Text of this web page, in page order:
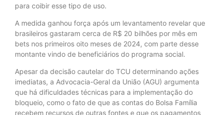
para coibir esse tipo de uso.
A medida ganhou força após um levantamento revelar que
brasileiros gastaram cerca de R$ 20 bilhões por mês em
bets nos primeiros oito meses de 2024, com parte desse
montante vindo de beneficiários do programa social.
Apesar da decisão cautelar do TCU determinando ações
imediatas, a Advocacia-Geral da União (AGU) argumenta
que há dificuldades técnicas para a implementação do
bloqueio, como o fato de que as contas do Bolsa Família
recebem recursos de outras fontes e que os pagamentos